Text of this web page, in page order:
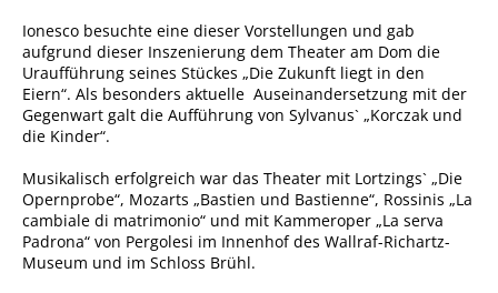
Ionesco besuchte eine dieser Vorstellungen und gab
aufgrund dieser Inszenierung dem Theater am Dom die
Uraufführung seines Stückes „Die Zukunft liegt in den
Eiern“. Als besonders aktuelle Auseinandersetzung mit der
Gegenwart galt die Aufführung von Sylvanus` „Korczak und
die Kinder“.
Musikalisch erfolgreich war das Theater mit Lortzings` „Die
Opernprobe“, Mozarts „Bastien und Bastienne“, Rossinis „La
cambiale di matrimonio“ und mit Kammeroper „La serva
Padrona“ von Pergolesi im Innenhof des Wallraf-Richartz-
Museum und im Schloss Brühl.